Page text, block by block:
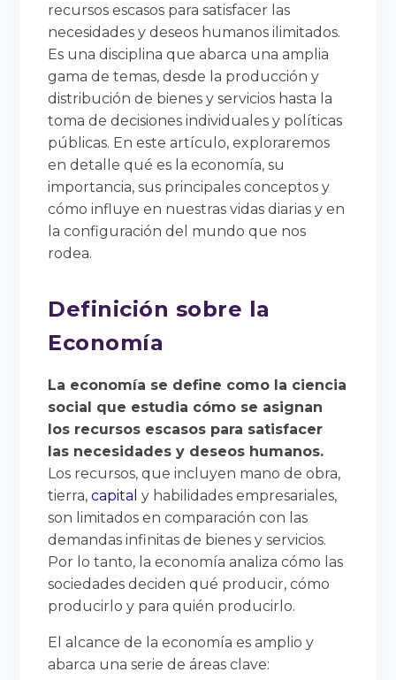
recursos escasos para satisfacer las
necesidades y deseos humanos ilimitados.
Es una disciplina que abarca una amplia
gama de temas, desde la producción y
distribución de bienes y servicios hasta la
toma de decisiones individuales y políticas
públicas. En este artículo, exploraremos
en detalle qué es la economía, su
importancia, sus principales conceptos y
cómo influye en nuestras vidas diarias y en
la configuración del mundo que nos
rodea.
Definición sobre la
Economía
La economía se define como la ciencia
social que estudia cómo se asignan
los recursos escasos para satisfacer
las necesidades y deseos humanos.
Los recursos, que incluyen mano de obra,
tierra,capital y habilidades empresariales,
son limitados en comparación con las
demandas infinitas de bienes y servicios.
Por lo tanto, la economía analiza cómo las
sociedades deciden qué producir, cómo
producirlo y para quién producirlo.
El alcance de la economía es amplio y
abarca una serie de áreas clave: